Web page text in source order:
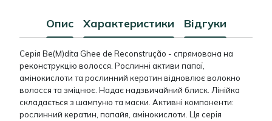
Опис Характеристики Відгуки
Серія Be(M)dita Ghee de Reconstrução - спрямована на
реконструкцію волосся. Рослинні активи папаї,
амінокислоти та рослинний кератин відновлює волокно
волосся та зміцнює. Надає надзвичайний блиск. Лінійка
складається з шампуню та маски. Активні компоненти:
рослинний кератин, папайя, амінокислоти. Ця серія